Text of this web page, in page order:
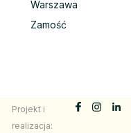
Warszawa
Zamość
Projekt i
realizacja: